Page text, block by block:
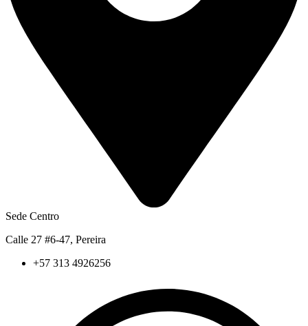
Sede Centro
Calle 27 #6-47, Pereira
+57 313 4926256